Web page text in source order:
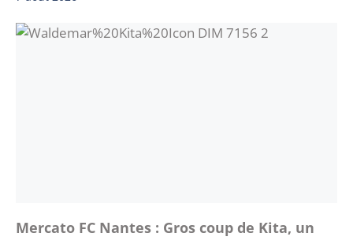
Mercato FC Nantes : Gros coup de Kita, un